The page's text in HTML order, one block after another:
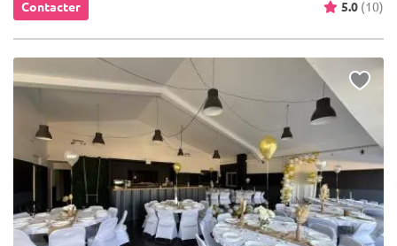
Contacter 5.0 (10)